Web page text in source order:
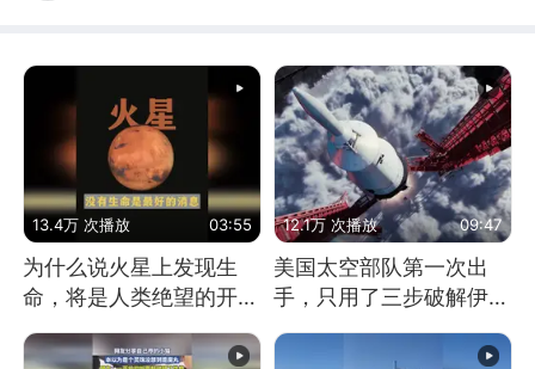
13.4万 次播放 03:55
为什么说火星上发现生
命，将是人类绝望的开
始？
12.1万 次播放 09:47
美国太空部队第一次出
手，只用了三步破解伊朗
防空